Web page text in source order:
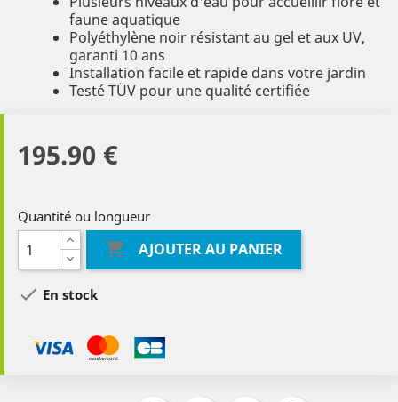
faune aquatique
Polyéthylène noir résistant au gel et aux UV,
garanti 10 ans
Installation facile et rapide dans votre jardin
Testé TÜV pour une qualité certifiée
195.90 €
Quantité ou longueur
 AJOUTER AU PANIER
 En stock